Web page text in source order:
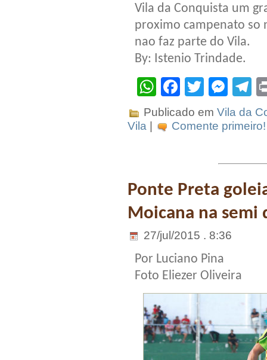
Vila da Conquista um
proximo campenato so
nao faz parte do Vila.
By: Istenio Trindade.
WhatsApp
Facebook
Twitter
Publicado em Vila da
Vila
Comente
Ponte Preta
Moicana na semi
27/jul/2015 . 8:36
Por Luciano Pina
Foto Eliezer Oliveira